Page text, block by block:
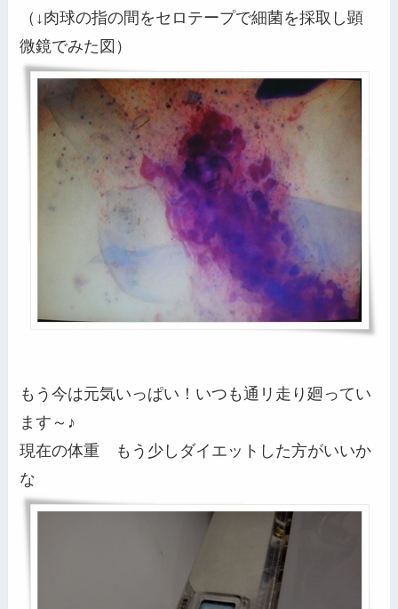
（↓肉球の指の間をセロテープで細菌を採取し顕
微鏡でみた図）
もう今は元気いっぱい！いつも通リ走り廻ってい
ます～♪
現在の体重 もう少しダイエットした方がいいか
な